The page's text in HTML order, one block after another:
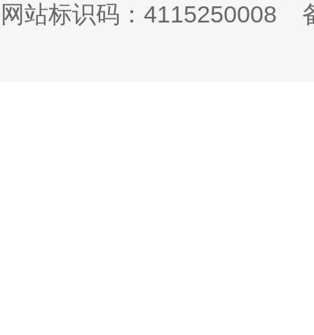
网站标识码：4115250008